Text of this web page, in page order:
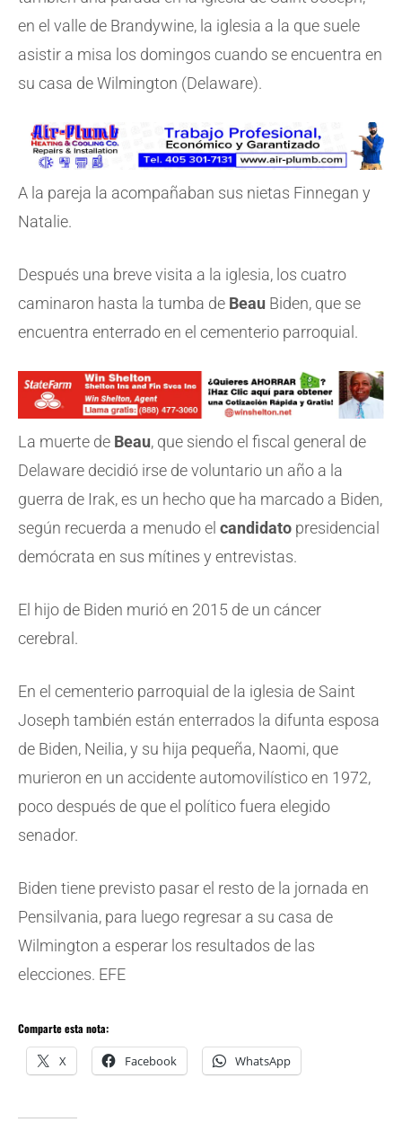
en el valle de Brandywine, la iglesia a la que suele
asistir a misa los domingos cuando se encuentra en
su casa de Wilmington (Delaware).
A la pareja la acompañaban sus nietas Finnegan y
Natalie.
Después una breve visita a la iglesia, los cuatro
caminaron hasta la tumba de Beau Biden, que se
encuentra enterrado en el cementerio parroquial.
La muerte de Beau, que siendo el fiscal general de
Delaware decidió irse de voluntario un año a la
guerra de Irak, es un hecho que ha marcado a Biden,
según recuerda a menudo el candidato presidencial
demócrata en sus mítines y entrevistas.
El hijo de Biden murió en 2015 de un cáncer
cerebral.
En el cementerio parroquial de la iglesia de Saint
Joseph también están enterrados la difunta esposa
de Biden, Neilia, y su hija pequeña, Naomi, que
murieron en un accidente automovilístico en 1972,
poco después de que el político fuera elegido
senador.
Biden tiene previsto pasar el resto de la jornada en
Pensilvania, para luego regresar a su casa de
Wilmington a esperar los resultados de las
elecciones. EFE
Comparte esta nota:
X Facebook WhatsApp